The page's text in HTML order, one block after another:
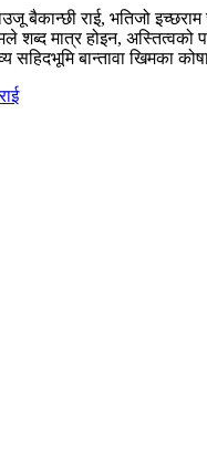
बैकान्छी राई, भतिजो
मात्र होइन,
सहिदभूमि बान्तावा